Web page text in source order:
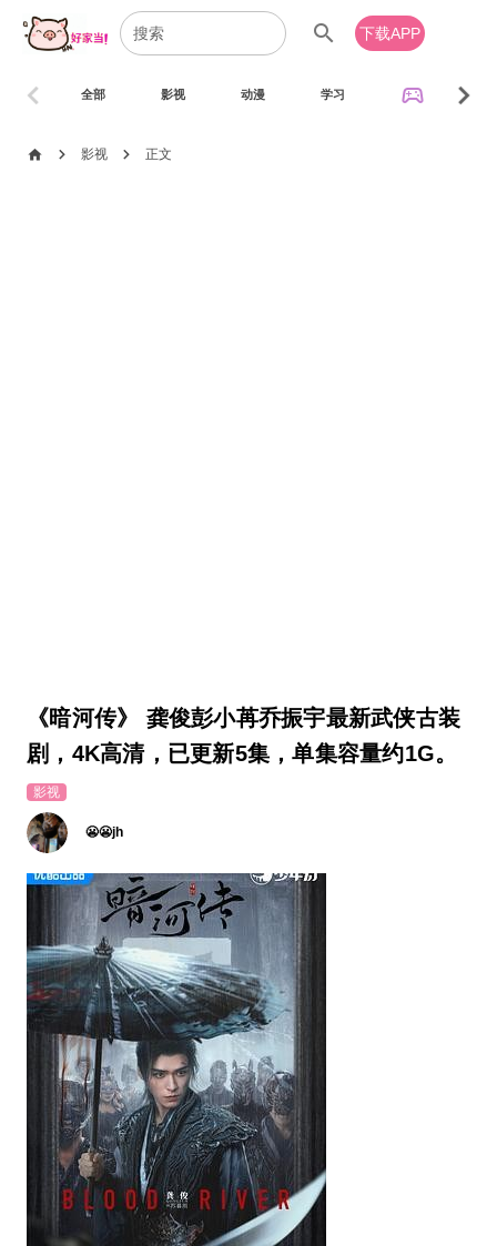
search 下载APP
全部 影视 动漫 学习 sports_esports
chevron_left chevron_right
home chevron_right 影视 chevron_right 正文
《暗河传》 龚俊彭小苒乔振宇最新武侠古装
剧，4K高清，已更新5集，单集容量约1G。
影视
😬😬jh